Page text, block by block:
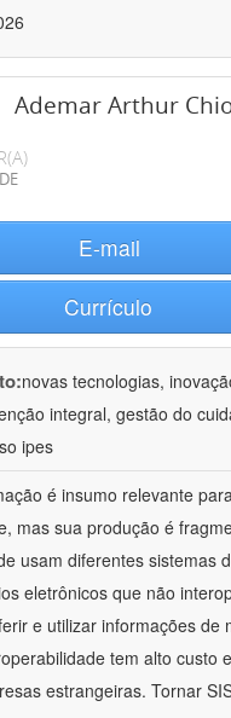
Ademar Arthur
E-mail
Currículo
novas tecnologias,
integral, gestão do
ipes
é insumo relevante
mas sua produção é
usam diferentes sistemas
eletrônicos que não
e utilizar informações de
tem alto custo
estrangeiras. Tornar